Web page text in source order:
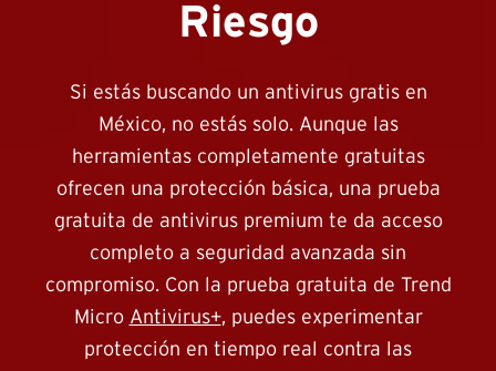
Riesgo
Si estás buscando un antivirus gratis en
México, no estás solo. Aunque las
herramientas completamente gratuitas
ofrecen una protección básica, una prueba
gratuita de antivirus premium te da acceso
completo a seguridad avanzada sin
compromiso. Con la prueba gratuita de Trend
Micro Antivirus+, puedes experimentar
protección en tiempo real contra las